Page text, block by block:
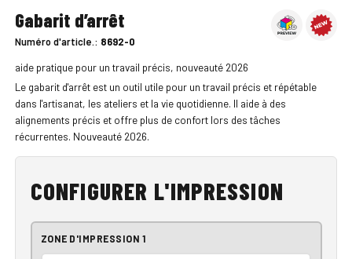
Gabarit d’arrêt
Numéro d'article.: 8692-0
aide pratique pour un travail précis, nouveauté 2026
Le gabarit d'arrêt est un outil utile pour un travail précis et répétable
dans l'artisanat, les ateliers et la vie quotidienne. Il aide à des
alignements précis et offre plus de confort lors des tâches
récurrentes. Nouveauté 2026.
CONFIGURER L'IMPRESSION
ZONE D'IMPRESSION 1